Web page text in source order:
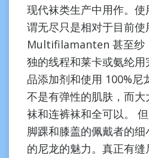
现代袜类生产中用作。
谓无尽只是相对于目前使
Multifilamanten 甚至纱
独的线程和莱卡或氨纶
品添加剂和使用 100%尼
不是有弹性的肌肤，而
袜和连裤袜和全可以。
脚踝和膝盖的佩戴者的
的尼龙的魅力。真正有